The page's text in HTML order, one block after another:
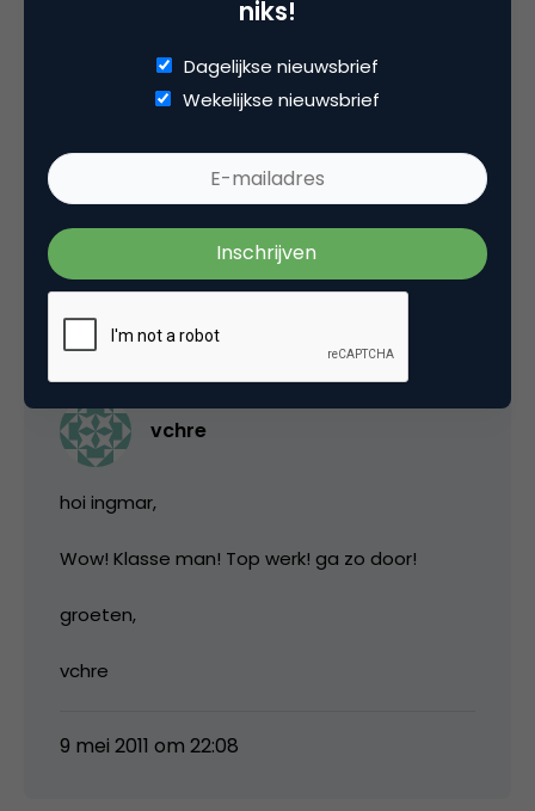
Bas Molenaar
Ik zie dit model prima werken bij bedrijven die
b-to-c communiceren en een redelijke
omvang hebben. Maar hoe kunnen zzp-ers en
kleinbedrijven die b-to-b handelen dit model
functioneel inzetten?
9 mei 2011 om 18:17
vchre
hoi ingmar,
Wow! Klasse man! Top werk! ga zo door!
groeten,
vchre
9 mei 2011 om 22:08
niks!
Dagelijkse nieuwsbrief
Wekelijkse nieuwsbrief